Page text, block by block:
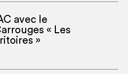
avec le
« Les
»